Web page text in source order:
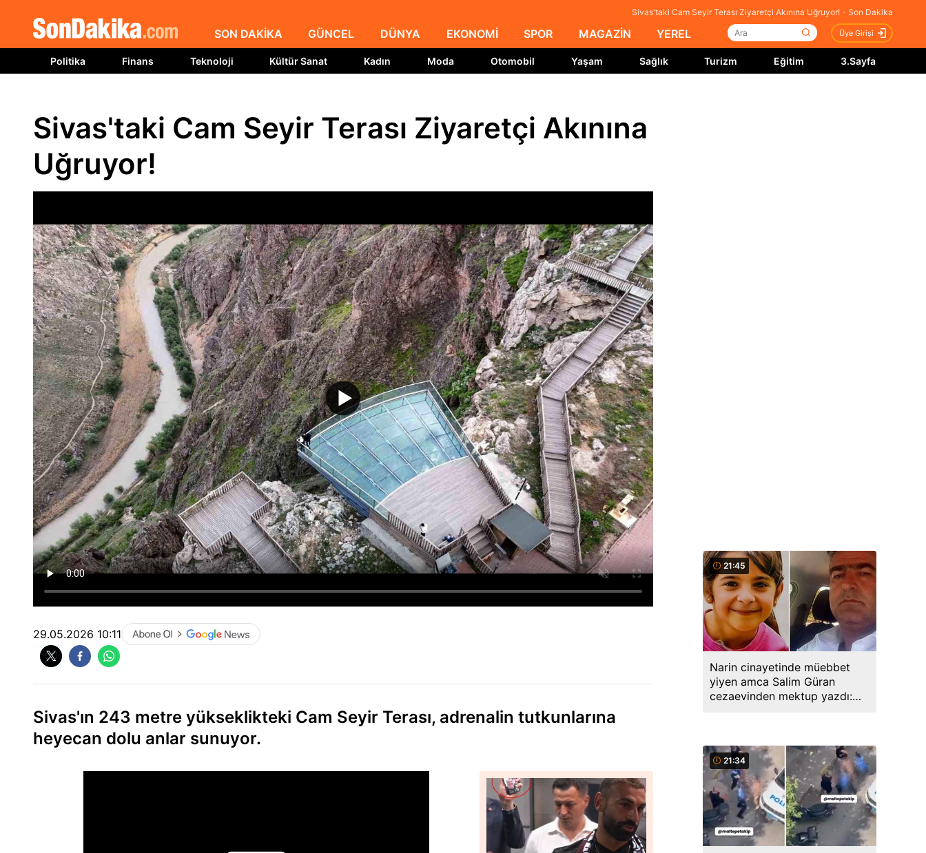
Sivas'taki Cam Seyir Terası Ziyaretçi Akınına Uğruyor! - Son Dakika
SON DAKİKA GÜNCEL DÜNYA EKONOMİ SPOR MAGAZİN YEREL Üye Girişi
Politika Finans Teknoloji Kültür Sanat Kadın Moda Otomobil Yaşam Sağlık Turizm Eğitim 3.Sayfa
Sivas'taki Cam Seyir Terası Ziyaretçi Akınına
Uğruyor!
29.05.2026 10:11
Sivas'ın 243 metre yükseklikteki Cam Seyir Terası, adrenalin tutkunlarına
heyecan dolu anlar sunuyor.
21:45
Narin cinayetinde müebbet
yiyen amca Salim Güran
cezaevinden mektup yazdı:
21:34